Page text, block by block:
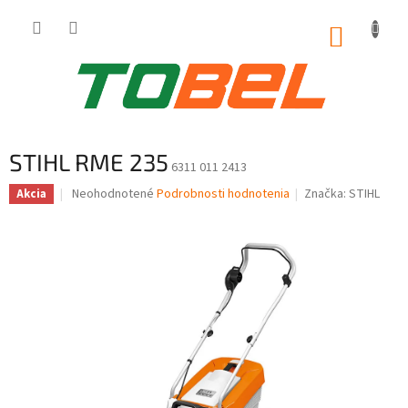
STIHL RME 235 6311 011 2413
Akcia
Priemerné
Neohodnotené Podrobnosti hodnotenia Značka:STIHL